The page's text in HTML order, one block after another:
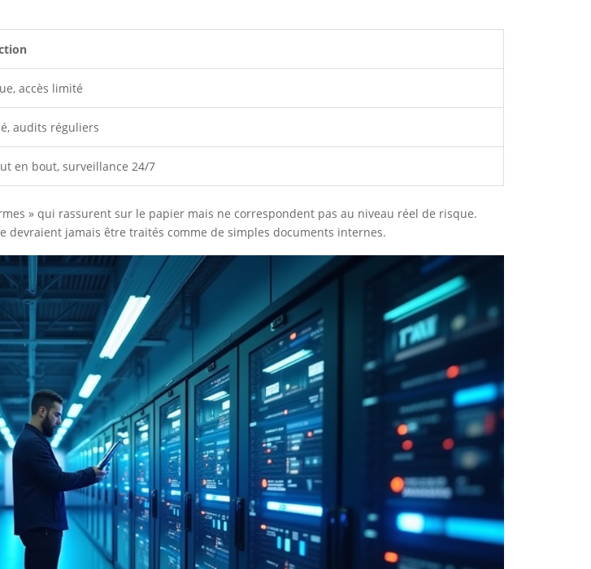
accès limité
audits réguliers
en bout, surveillance 24/7
» qui rassurent sur le papier mais ne correspondent pas au niveau réel de risque.
devraient jamais être traités comme de simples documents internes.